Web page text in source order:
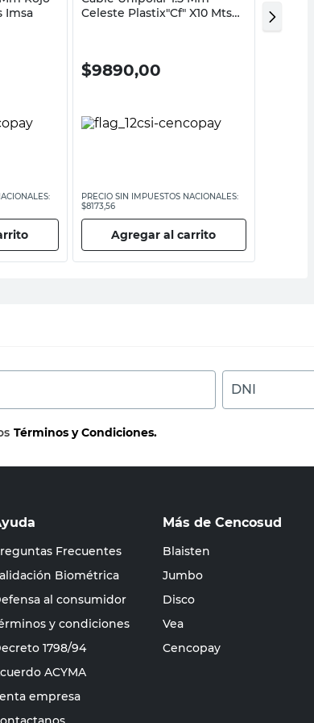
Imsa
Celeste Plastix"Cf" X10 Mts
$9890,00
PRECIO SIN IMPUESTOS NACIONALES:
$8173,56
Agregar al carrito
DNI
Términos y Condiciones.
Frecuentes
Biométrica
al consumidor
y condiciones
1798/94
ACYMA
empresa
Más de Cencosud
Blaisten
Jumbo
Disco
Vea
Cencopay